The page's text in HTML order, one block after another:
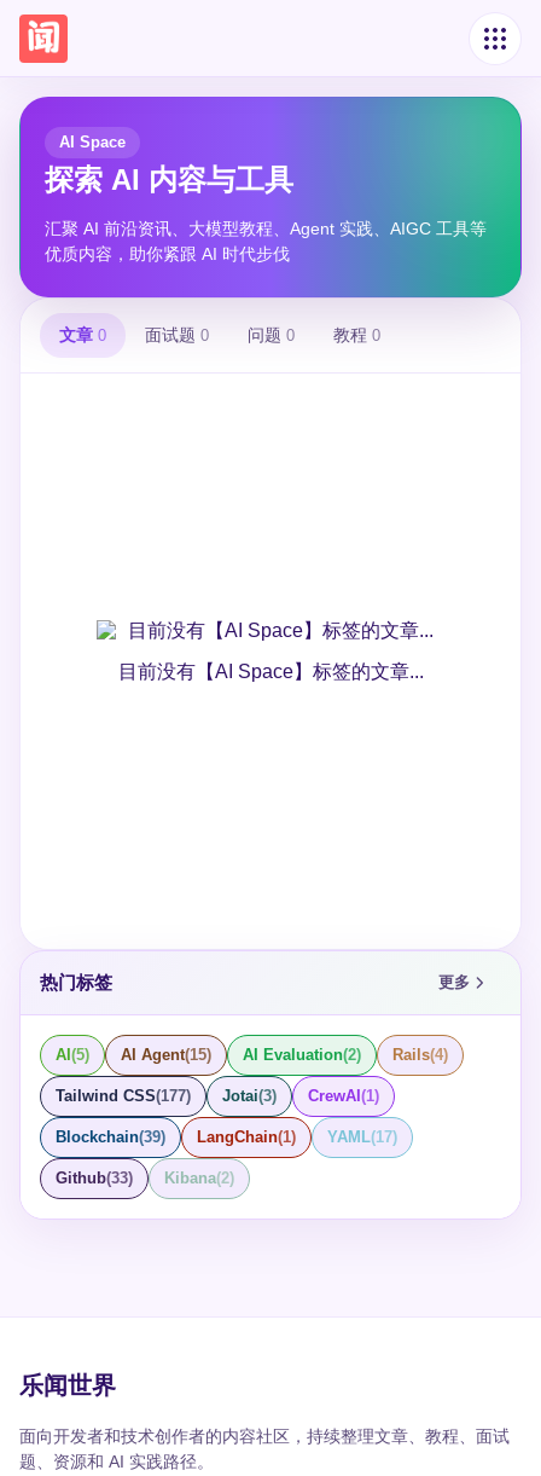
AI Space
探索 AI 内容与工具
汇聚 AI 前沿资讯、大模型教程、Agent 实践、AIGC 工具等
优质内容，助你紧跟 AI 时代步伐
文章 0 面试题 0 问题 0 教程 0
目前没有【AI Space】标签的文章...
热门标签 更多
AI (5) AI Agent(15) AI Evaluation(2) Rails(4)
Tailwind CSS(177) Jotai(3) CrewAI (1)
Blockchain(39) LangChain(1) YAML(17)
Github(33) Kibana(2)
乐闻世界
面向开发者和技术创作者的内容社区，持续整理文章、教程、面试
题、资源和 AI 实践路径。